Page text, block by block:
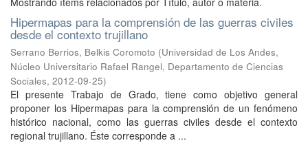
Hipermapas para la comprensión de las guerras civiles
desde el contexto trujillano
Serrano Berrios, Belkis Coromoto (Universidad de Los Andes,
Núcleo Universitario Rafael Rangel, Departamento de Ciencias
Sociales, 2012-09-25)
El presente Trabajo de Grado, tiene como objetivo general
proponer los Hipermapas para la comprensión de un fenómeno
histórico nacional, como las guerras civiles desde el contexto
regional trujillano. Éste corresponde a ...